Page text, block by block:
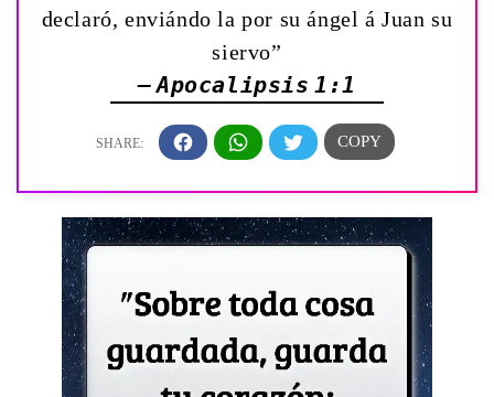
declaró, enviándo la por su ángel á Juan su
siervo”
— Apocalipsis 1:1